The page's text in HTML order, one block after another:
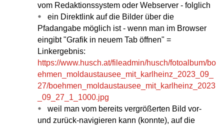
vom Redaktionssystem oder Webserver - folglich
ein Direktlink auf die Bilder über die
Pfadangabe möglich ist - wenn man im Browser
eingibt "Grafik in neuem Tab öffnen" =
Linkergebnis:
https://www.husch.at/fileadmin/husch/fotoalbum/bo
ehmen_moldaustausee_mit_karlheinz_2023_09_
27/boehmen_moldaustausee_mit_karlheinz_2023
_09_27_1_1000.jpg
weil man vom bereits vergrößerten Bild vor-
und zurück-navigieren kann (konnte), auf die